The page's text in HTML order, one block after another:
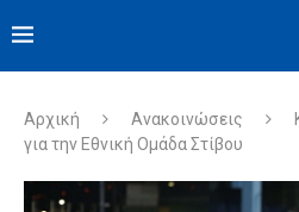
Αρχική Ανακοινώσεις
για την Εθνική Ομάδα Στίβου